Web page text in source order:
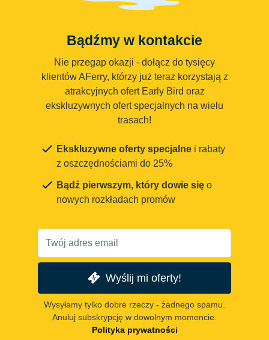
Bądźmy w kontakcie
Nie przegap okazji - dołącz do tysięcy
klientów AFerry, którzy już teraz korzystają z
atrakcyjnych ofert Early Bird oraz
ekskluzywnych ofert specjalnych na wielu
trasach!
Ekskluzywne oferty specjalne i rabaty
z oszczędnościami do 25%
Bądź pierwszym, który dowie się o
nowych rozkładach promów
Wyślij mi oferty!
Wysyłamy tylko dobre rzeczy - żadnego spamu.
Anuluj subskrypcję w dowolnym momencie.
Polityka prywatności